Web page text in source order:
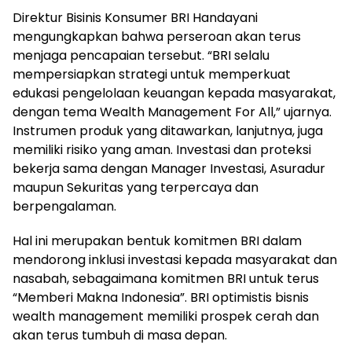
Direktur Bisinis Konsumer BRI Handayani
mengungkapkan bahwa perseroan akan terus
menjaga pencapaian tersebut. “BRI selalu
mempersiapkan strategi untuk memperkuat
edukasi pengelolaan keuangan kepada masyarakat,
dengan tema Wealth Management For All,” ujarnya.
Instrumen produk yang ditawarkan, lanjutnya, juga
memiliki risiko yang aman. Investasi dan proteksi
bekerja sama dengan Manager Investasi, Asuradur
maupun Sekuritas yang terpercaya dan
berpengalaman.
Hal ini merupakan bentuk komitmen BRI dalam
mendorong inklusi investasi kepada masyarakat dan
nasabah, sebagaimana komitmen BRI untuk terus
“Memberi Makna Indonesia”. BRI optimistis bisnis
wealth management memiliki prospek cerah dan
akan terus tumbuh di masa depan.